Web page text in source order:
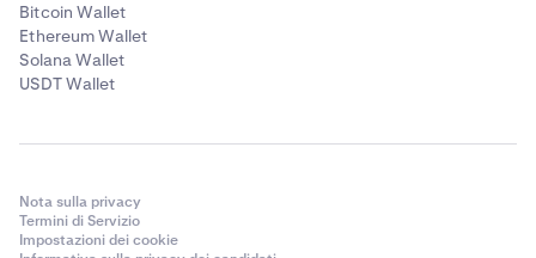
Bitcoin Wallet
Ethereum Wallet
Solana Wallet
USDT Wallet
Nota sulla privacy
Termini di Servizio
Impostazioni dei cookie